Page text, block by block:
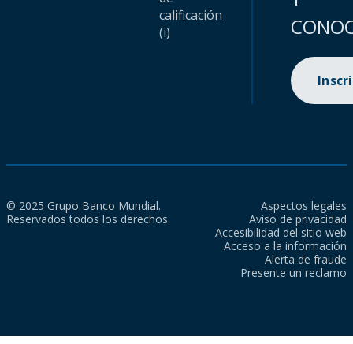
calificación
(i)
© 2025 Grupo Banco Mundial.
Reservados todos los derechos.
Aspectos legales
Aviso de privacidad
Accesibilidad del sitio web
Acceso a la información
Alerta de fraude
Presente un reclamo